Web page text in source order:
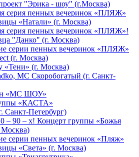
"Эрика - шоу" (г.Москва)
серия пенных вечеринок «ПЛЯЖ»
«Натали» (г. Москва)
серия пенных вечеринок «ПЛЯЖ»!
"Данко" (г. Москва)
серии пенных вечеринок «ПЛЯЖ»
(г. Москва)
«Тени» (г. Москва)
MC Скоробогатый (г. Санкт-
«МС ШОУ»
«КАСТА»
Санкт-Петербург)
– 90 – х! Концерт группы «Божья
Москва)
серии пенных вечеринок «Пляж»
«Света» (г. Москва)